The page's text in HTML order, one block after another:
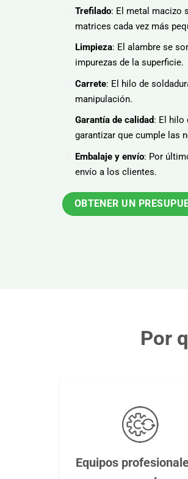
Trefilado: El metal macizo
matrices cada vez más
Limpieza: El alambre se
impurezas de la superficie.
Carrete: El hilo de
manipulación.
Garantía de calidad: El hilo
garantizar que cumple las
Embalaje y envío: Por
envío a los clientes.
OBTENER UN
Por
Equipos